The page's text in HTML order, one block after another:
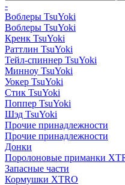
-
Воблеры TsuYoki
Воблеры TsuYoki
Кренк TsuYoki
Раттлин TsuYoki
Тейл-спиннер TsuYoki
Минноу TsuYoki
Уокер TsuYoki
Стик TsuYoki
Поппер TsuYoki
Шэд TsuYoki
Прочие принадлежности
Прочие принадлежности
Донки
Поролоновые приманки
Запасные части
Кормушки XTRO